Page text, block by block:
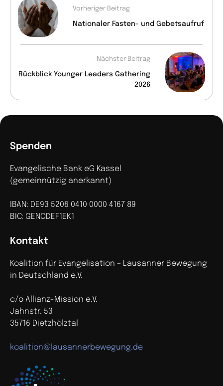
Vorheriger Beitrag
Nationaler Fasten- und Gebetsaufruf
Nächster Beitrag
Rückblick Younger Leaders Gathering
2026
Kontakt
Koalition für Evangelisation – Lausanner Bewegung
in Deutschland e.V.
c/o Allianz-Mission e.V.
Jahnstr. 53
35716 Dietzhölztal
koalition@lausannerbewegung.de
Spenden
Evangelische Bank eG Kassel
(gemeinnützig anerkannt)
IBAN: DE93 5206 0410 0000 4167 89
BIC: GENODEF1EK1